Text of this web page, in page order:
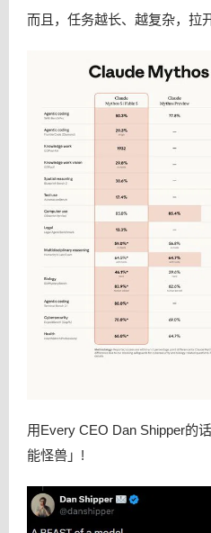
而且，任务越长、越复杂，拉
用Every CEO Dan Shipper的
能怪兽」!